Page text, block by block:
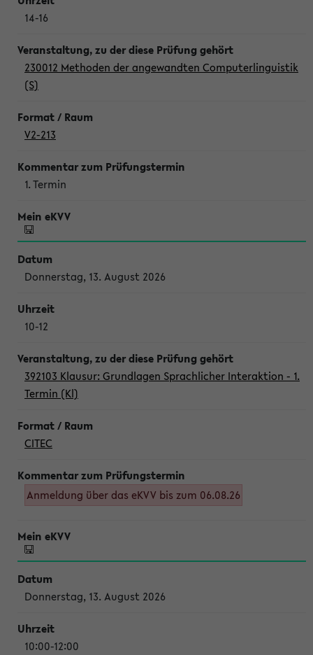
14-16
230012 Methoden der angewandten Computerlinguistik
(S)
V2-213
1. Termin
Donnerstag, 13. August 2026
10-12
392103 Klausur: Grundlagen Sprachlicher Interaktion - 1.
Termin (Kl)
CITEC
Anmeldung über das eKVV bis zum 06.08.26
Donnerstag, 13. August 2026
10:00-12:00